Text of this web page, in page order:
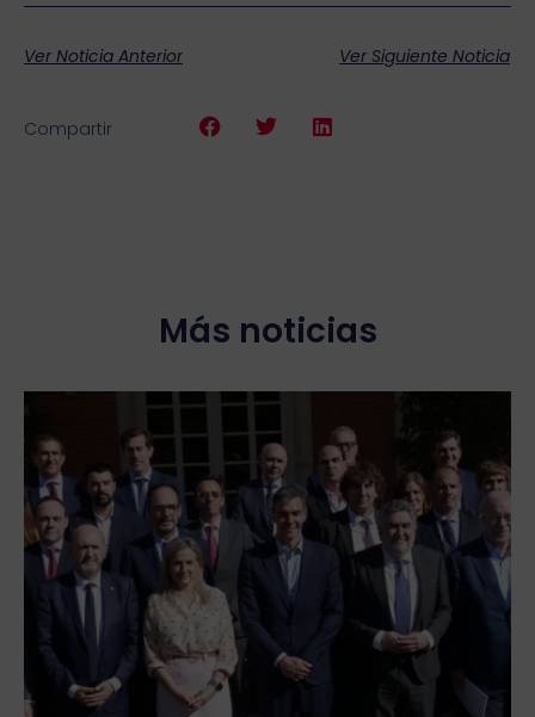
Ver Noticia Anterior Ver Siguiente Noticia
Compartir
Más noticias